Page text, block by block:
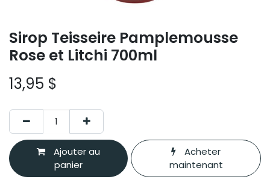
Sirop Teisseire Pamplemousse
Rose et Litchi 700ml
13,95 $
Ajouter au
panier
Acheter
maintenant